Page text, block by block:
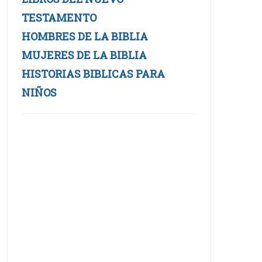
TESTAMENTO
HOMBRES DE LA BIBLIA
MUJERES DE LA BIBLIA
HISTORIAS BIBLICAS PARA
NIÑOS